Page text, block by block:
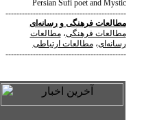
Persian Sufi poet and Mystic
--------------------------------------------
مطالعات فرهنگیورسانه‌ای
مطالعات فرهنگی،مطالعات
رسانه‌ای،مطالعات ارتباطی
--------------------------------------------